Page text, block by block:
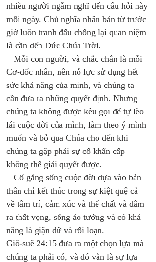
nhiều người ngẫm nghĩ đến câu hỏi này
mỗi ngày. Chủ nghĩa nhân bản từ trước
giờ luôn tranh đấu chống lại quan niệm
là cần đến Đức Chúa Trời.
Mỗi con người, và chắc chắn là mỗi
Cơ-đốc nhân, nên nỗ lực sử dụng hết
sức khả năng của mình, và chúng ta
cần đưa ra những quyết định. Nhưng
chúng ta không được kêu gọi để tự lèo
lái cuộc đời của mình, làm theo ý mình
muốn và bỏ qua Chúa cho đến khi
chúng ta gặp phải sự cố khẩn cấp
không thể giải quyết được.
Cố gắng sống cuộc đời dựa vào bản
thân chỉ kết thúc trong sự kiệt quệ cả
về tâm trí, cảm xúc và thể chất và đâm
ra thất vọng, sống ảo tưởng và có khả
năng là giận dữ và rối loạn.
Giô-suê 24:15 đưa ra một chọn lựa mà
chúng ta phải có, và đó vẫn là sự lựa